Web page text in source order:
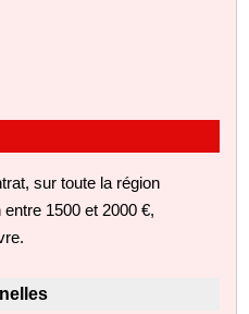
sur toute la région
1500 et 2000 €,